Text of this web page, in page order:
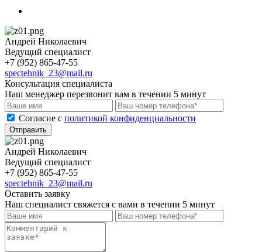
Андрей Николаевич
Ведущий специалист
+7 (952) 865-47-55
spectehnik_23@mail.ru
Консультация специалиста
Наш менеджер перезвонит вам в течении 5 минут
Cогласие с политикой конфиденциальности
Отправить
Андрей Николаевич
Ведущий специалист
+7 (952) 865-47-55
spectehnik_23@mail.ru
Оставить заявку
Наш специалист свяжется с вами в течении 5 минут